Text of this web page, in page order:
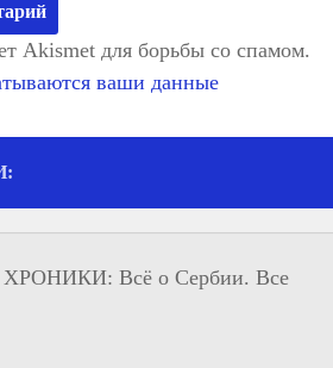
Akismet для борьбы со спамом.
ваши данные
Всё о Сербии. Все